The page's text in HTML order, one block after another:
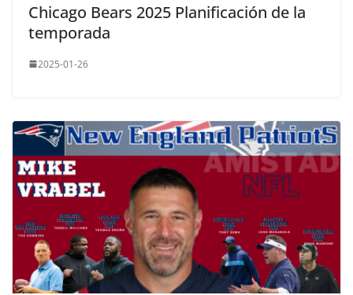
Chicago Bears 2025 Planificación de la
temporada
2025-01-26